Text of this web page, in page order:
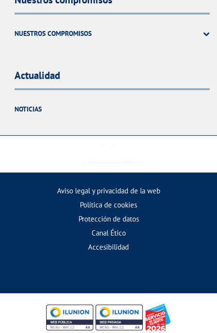
NUESTROS COMPROMISOS
Actualidad
NOTICIAS
Aviso legal y privacidad de la web
Política de cookies
Protección de datos
Canal Ético
Accesibilidad